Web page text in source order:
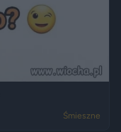
Śmieszne